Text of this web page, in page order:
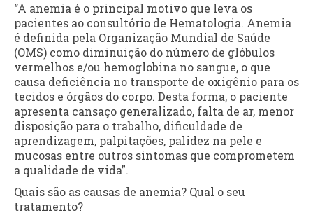
“A anemia é o principal motivo que leva os
pacientes ao consultório de Hematologia. Anemia
é definida pela Organização Mundial de Saúde
(OMS) como diminuição do número de glóbulos
vermelhos e/ou hemoglobina no sangue, o que
causa deficiência no transporte de oxigênio para os
tecidos e órgãos do corpo. Desta forma, o paciente
apresenta cansaço generalizado, falta de ar, menor
disposição para o trabalho, dificuldade de
aprendizagem, palpitações, palidez na pele e
mucosas entre outros sintomas que comprometem
a qualidade de vida”.
Quais são as causas de anemia? Qual o seu
tratamento?